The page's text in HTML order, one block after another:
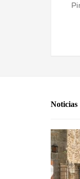
Noticias